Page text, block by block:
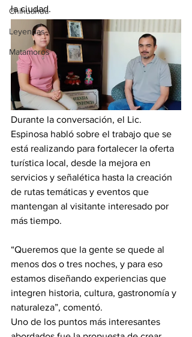
Chihuahua
Leyendas
Matamoros
la ciudad.
Durante la conversación, el Lic.
Espinosa habló sobre el trabajo que se
está realizando para fortalecer la oferta
turística local, desde la mejora en
servicios y señalética hasta la creación
de rutas temáticas y eventos que
mantengan al visitante interesado por
más tiempo.
“Queremos que la gente se quede al
menos dos o tres noches, y para eso
estamos diseñando experiencias que
integren historia, cultura, gastronomía y
naturaleza”, comentó.
Uno de los puntos más interesantes